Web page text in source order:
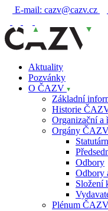
E-mail: cazv@cazv.cz
Aktuality
Pozvánky
O ČAZV
Základní
Historie
Organizační a
Orgány
Odbory
Odbory
Složení
Plénum